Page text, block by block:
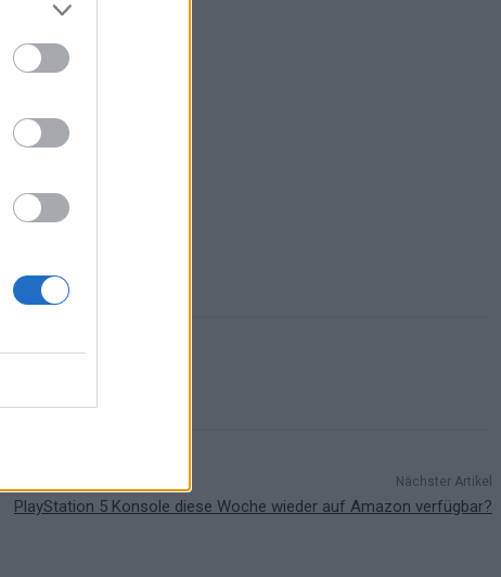
Nächster Artikel
PlayStation 5 Konsole diese Woche wieder auf Amazon verfügbar?